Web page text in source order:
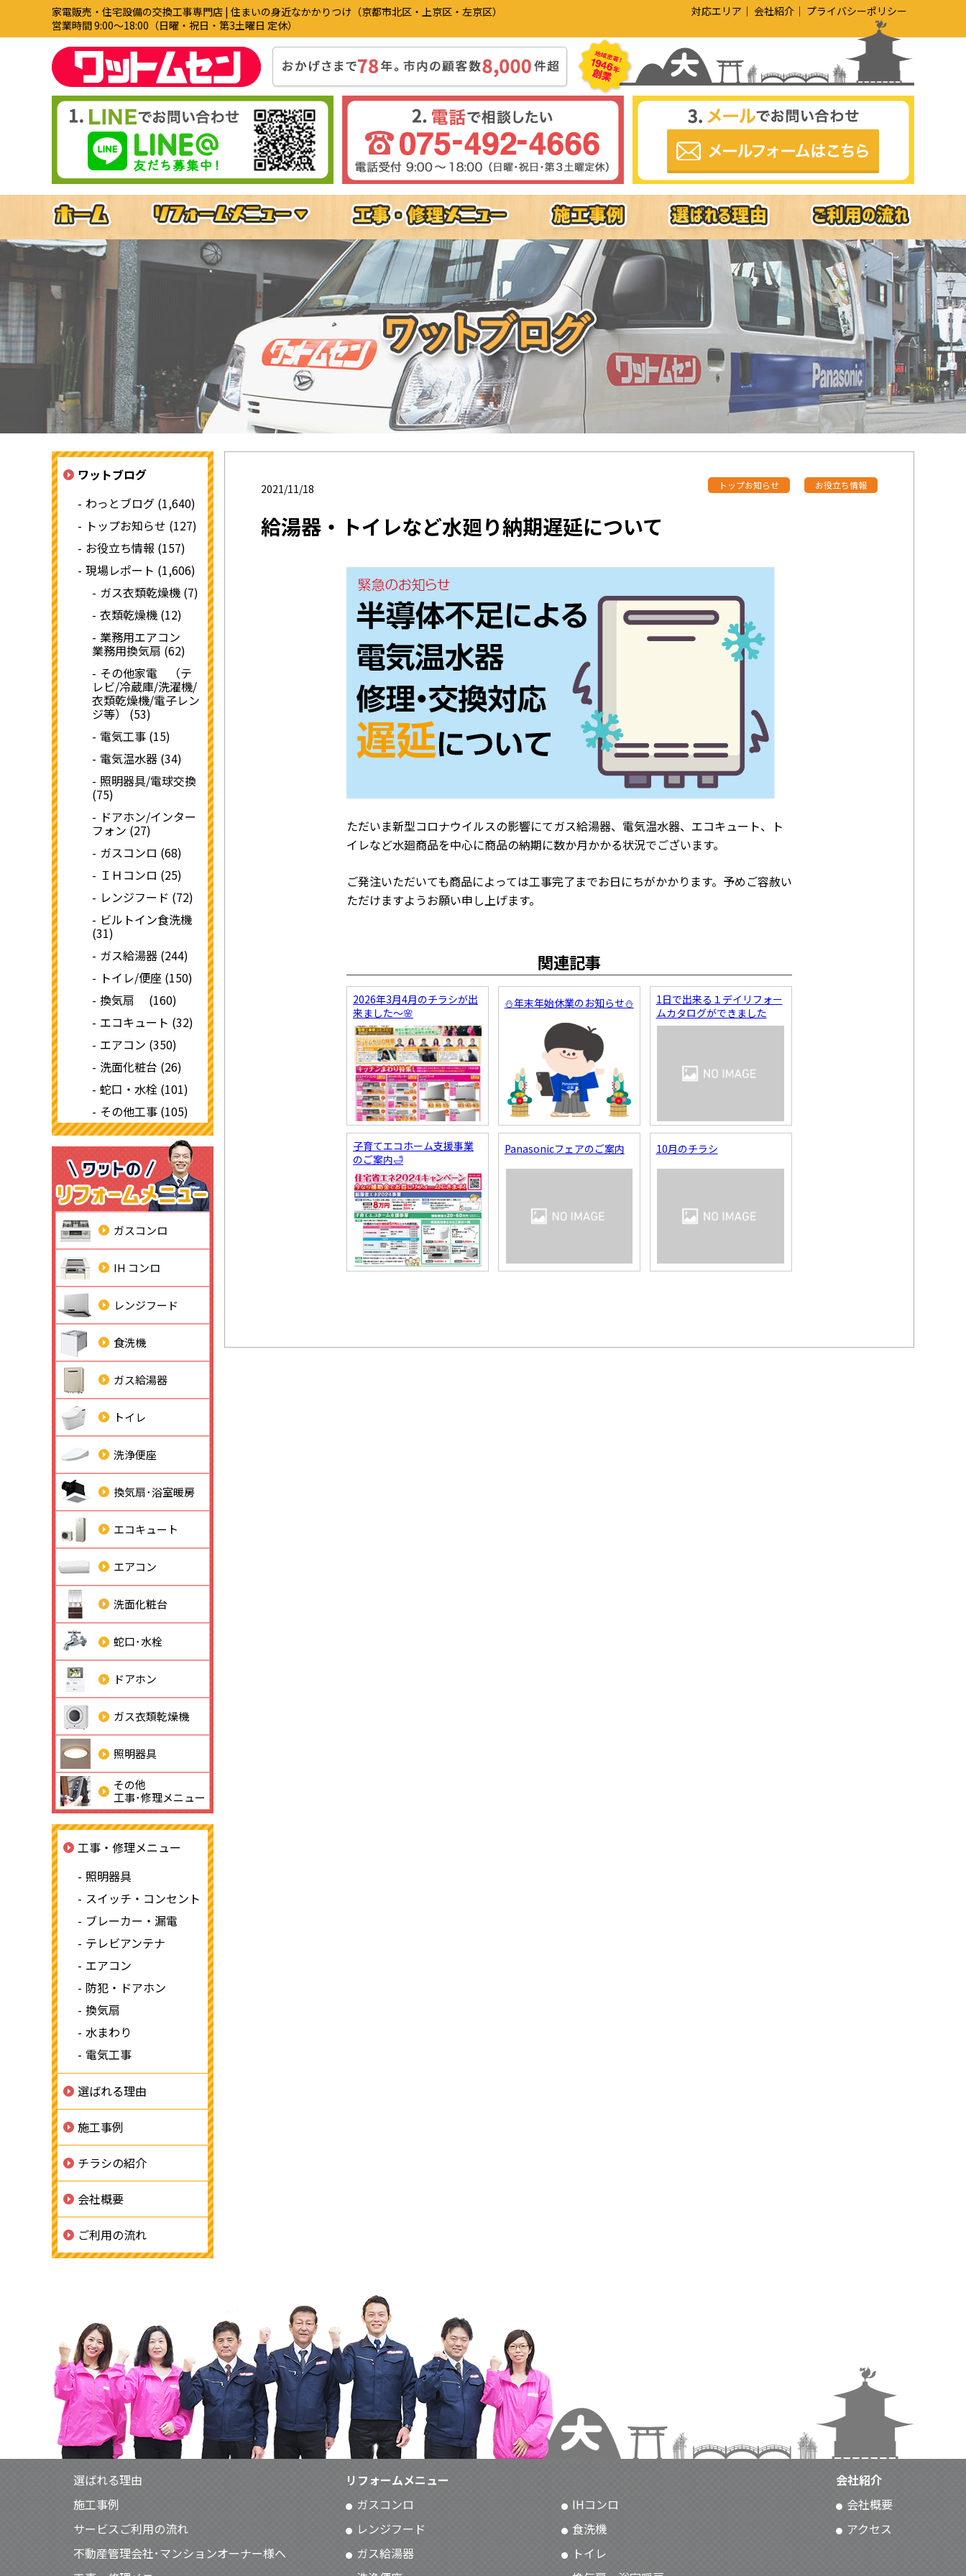
家電販売・住宅設備の交換工事専門店 | 住まいの身近なかかりつけ（京都市北区・上京区・左京区）
営業時間 9:00〜18:00（日曜・祝日・第3土曜日 定休）
対応エリア 会社紹介 プライバシーポリシー
2021/11/18 トップお知らせ お役立ち情報
給湯器・トイレなど水廻り納期遅延について
ただいま新型コロナウイルスの影響にてガス給湯器、電気温水器、エコキュート、ト
イレなど水廻商品を中心に商品の納期に数か月かかる状況でございます。
ご発注いただいても商品によっては工事完了までお日にちがかかります。予めご容赦い
ただけますようお願い申し上げます。
関連記事
2026年3月4月のチラシが出
来ました～🌸
⛄年末年始休業のお知らせ⛄
1日で出来る１デイリフォー
ムカタログができました
子育てエコホーム支援事業
のご案内🛁
Panasonicフェアのご案内 10月のチラシ
ワットブログ
わっとブログ (1,640)
トップお知らせ (127)
お役立ち情報 (157)
現場レポート (1,606)
ガス衣類乾燥機 (7)
衣類乾燥機 (12)
業務用エアコン
業務用換気扇 (62)
その他家電 （テ
レビ/冷蔵庫/洗濯機/
衣類乾燥機/電子レン
ジ等） (53)
電気工事 (15)
電気温水器 (34)
照明器具/電球交換
(75)
ドアホン/インター
フォン (27)
ガスコンロ (68)
ＩＨコンロ (25)
レンジフード (72)
ビルトイン食洗機
(31)
ガス給湯器 (244)
トイレ/便座 (150)
換気扇 (160)
エコキュート (32)
エアコン (350)
洗面化粧台 (26)
蛇口・水栓 (101)
その他工事 (105)
ガスコンロ
IH コンロ
レンジフード
食洗機
ガス給湯器
トイレ
洗浄便座
換気扇･浴室暖房
エコキュート
エアコン
洗面化粧台
蛇口･水栓
ドアホン
ガス衣類乾燥機
照明器具
その他
工事･修理メニュー
工事・修理メニュー
照明器具
スイッチ・コンセント
ブレーカー・漏電
テレビアンテナ
エアコン
防犯・ドアホン
換気扇
水まわり
電気工事
選ばれる理由
施工事例
チラシの紹介
会社概要
ご利用の流れ
選ばれる理由
施工事例
サービスご利用の流れ
不動産管理会社･マンションオーナー様へ
リフォームメニュー
ガスコンロ
IHコンロ
レンジフード
食洗機
ガス給湯器
トイレ
会社紹介
会社概要
アクセス